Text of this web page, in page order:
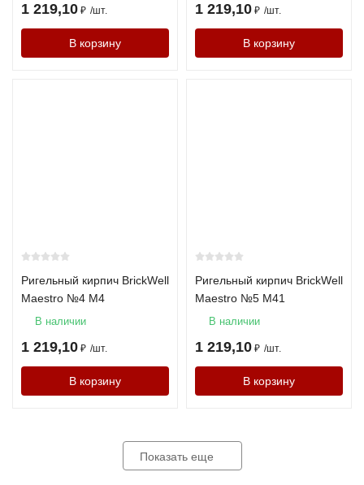
1 219,10 ₽ /шт.
В корзину
1 219,10 ₽ /шт.
В корзину
Ригельный кирпич BrickWell
Maestro №4 М4
В наличии
1 219,10 ₽ /шт.
В корзину
Ригельный кирпич BrickWell
Maestro №5 М41
В наличии
1 219,10 ₽ /шт.
В корзину
Показать еще